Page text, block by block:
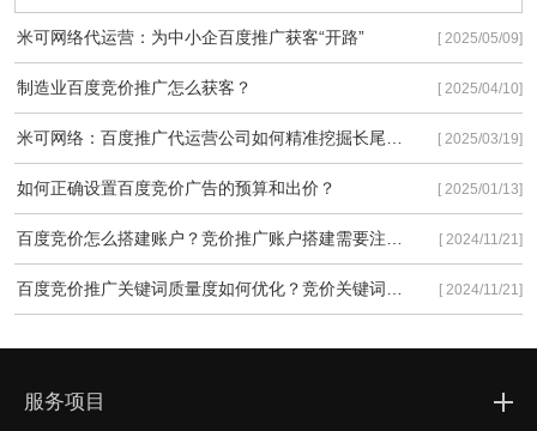
米可网络代运营：为中小企百度推广获客“开路” [ 2025/05/09]
制造业百度竞价推广怎么获客？ [ 2025/04/10]
[ 2025/03/19]
如何正确设置百度竞价广告的预算和出价？ [ 2025/01/13]
[ 2024/11/21]
[ 2024/11/21]
服务项目